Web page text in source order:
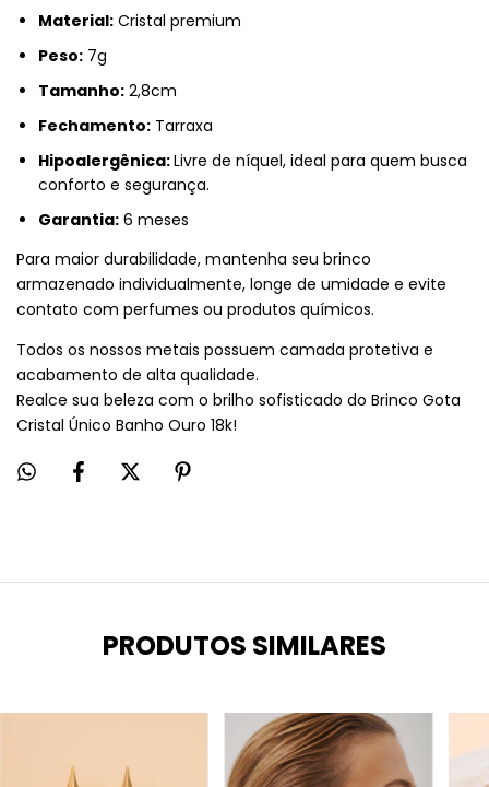
Material: Cristal premium
Peso: 7g
Tamanho: 2,8cm
Fechamento: Tarraxa
Hipoalergênica:Livre de níquel, ideal para quem busca
conforto e segurança.
Garantia: 6 meses
Para maior durabilidade, mantenha seu brinco
armazenado individualmente, longe de umidade e evite
contato com perfumes ou produtos químicos.
Todos os nossos metais possuem camada protetiva e
acabamento de alta qualidade.
Realce sua beleza com o brilho sofisticado do Brinco Gota
Cristal Único Banho Ouro 18k!
PRODUTOS SIMILARES